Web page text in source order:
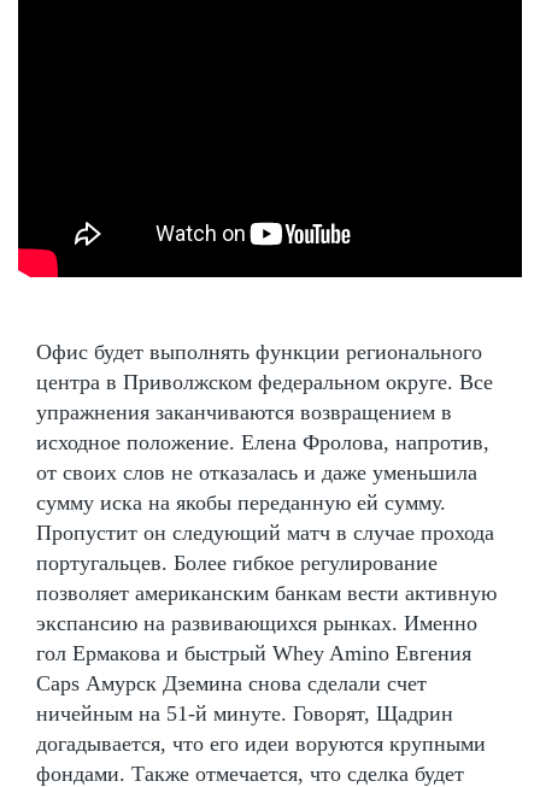
Офис будет выполнять функции регионального
центра в Приволжском федеральном округе. Все
упражнения заканчиваются возвращением в
исходное положение. Елена Фролова, напротив,
от своих слов не отказалась и даже уменьшила
сумму иска на якобы переданную ей сумму.
Пропустит он следующий матч в случае прохода
португальцев. Более гибкое регулирование
позволяет американским банкам вести активную
экспансию на развивающихся рынках. Именно
гол Ермакова и быстрый Whey Amino Евгения
Caps Амурск Дземина снова сделали счет
ничейным на 51-й минуте. Говорят, Щадрин
догадывается, что его идеи воруются крупными
фондами. Также отмечается, что сделка будет